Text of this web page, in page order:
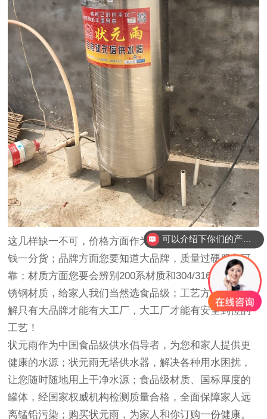
这几样缺一不可，价格方面作为消费者您要明白一分价
钱一分货；品牌方面您要知道大品牌，质量过硬服务可
靠；材质方面您要会辨别200系材质和304/316食品级不
锈钢材质，给家人我们当然选食品级；工艺方面您要了
解只有大品牌才能有大工厂，大工厂才能有安全到位的
工艺！
状元雨作为中国食品级供水倡导者，为您和家人提供更
健康的水源；状元雨无塔供水器，解决各种用水困扰，
让您随时随地用上干净水源；食品级材质、国标厚度的
罐体，经国家权威机构检测质量合格，全面保障家人远
离锰铅污染；购买状元雨，为家人和你订购一份健康。
可以介绍下你们的产品么？